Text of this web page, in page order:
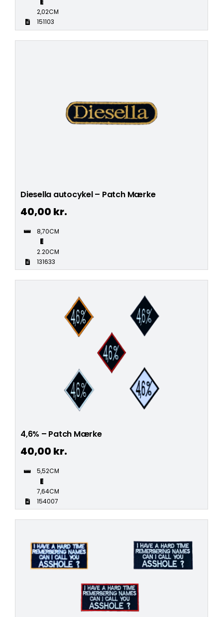
2,02CM
151103
Diesella autocykel – Patch Mærke
40,00 kr.
8,70CM
2.20CM
131633
4,6% – Patch Mærke
40,00 kr.
5,52CM
7,64CM
154007